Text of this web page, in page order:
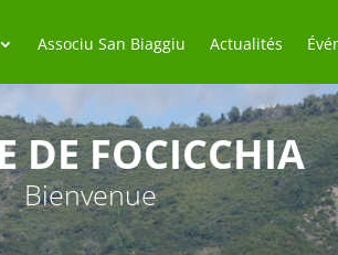
Associu San Biaggiu Actualités
DE FOCICCHIA
Bienvenue